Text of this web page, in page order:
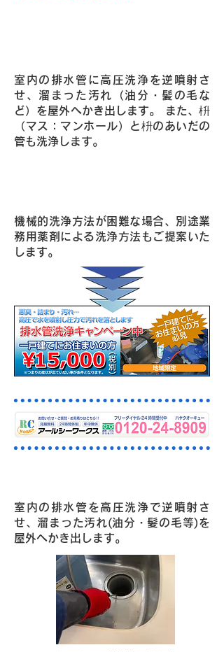
室内の排水管に高圧洗浄を逆噴射さ
せ、溜まった汚れ（油分・髪の毛な
ど）を屋外へかき出します。 また、枡
（マス：マンホール）と枡のあいだの
管も洗浄します。
機械的洗浄方法が困難な場合、別途業
務用薬剤による洗浄方法もご提案いた
します。
室内の排水管を高圧洗浄で逆噴射さ
せ、溜まった汚れ(油分・髪の毛等)を
屋外へかき出します。